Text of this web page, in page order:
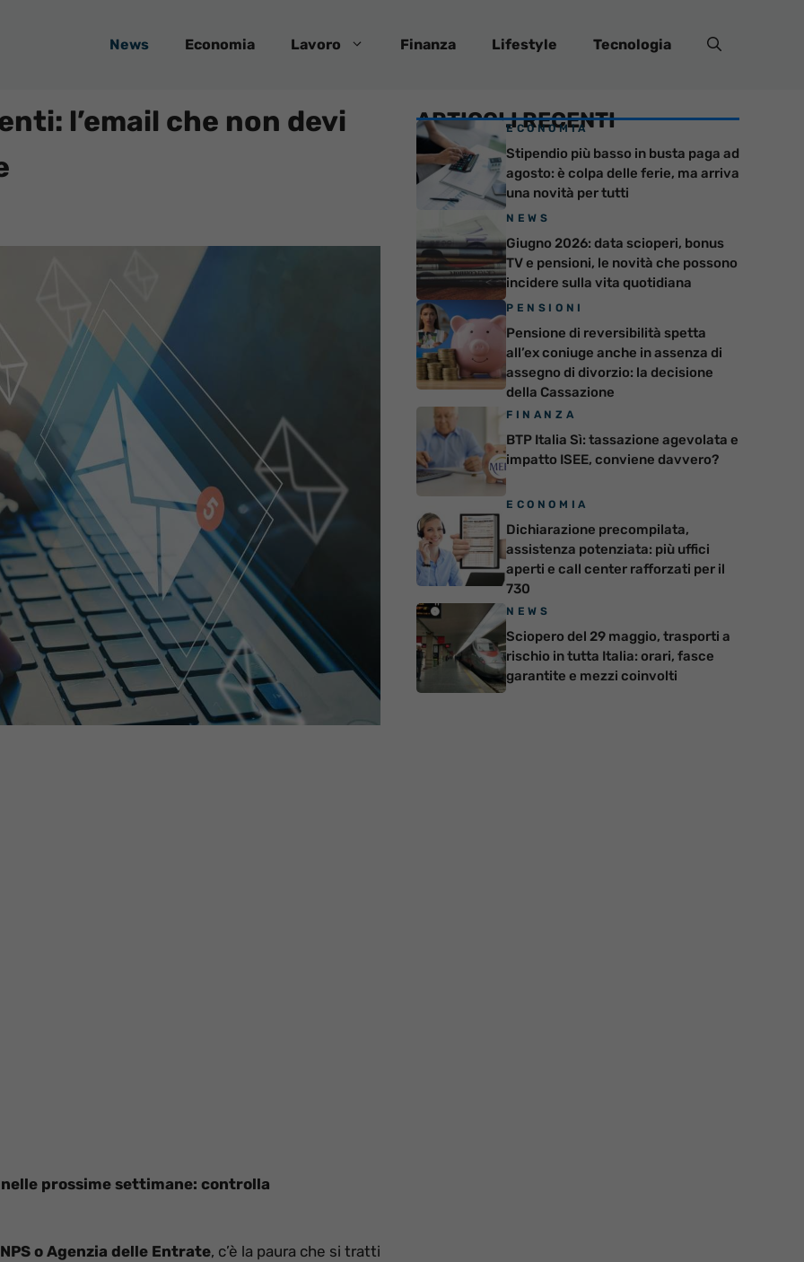
News Economia Lavoro Finanza Lifestyle Tecnologia
l’email che non devi
prossime settimane: controlla
o Agenzia delle Entrate, c’è la paura che si tratti
ARTICOLI RECENTI
ECONOMIA
Stipendio più basso in busta paga ad
agosto: è colpa delle ferie, ma arriva
una novità per tutti
NEWS
Giugno 2026: data scioperi, bonus
TV e pensioni, le novità che possono
incidere sulla vita quotidiana
PENSIONI
Pensione di reversibilità spetta
all’ex coniuge anche in assenza di
assegno di divorzio: la decisione
della Cassazione
FINANZA
BTP Italia Sì: tassazione agevolata e
impatto ISEE, conviene davvero?
ECONOMIA
Dichiarazione precompilata,
assistenza potenziata: più uffici
aperti e call center rafforzati per il
730
NEWS
Sciopero del 29 maggio, trasporti a
rischio in tutta Italia: orari, fasce
garantite e mezzi coinvolti